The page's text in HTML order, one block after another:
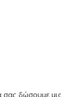
δώσουμε